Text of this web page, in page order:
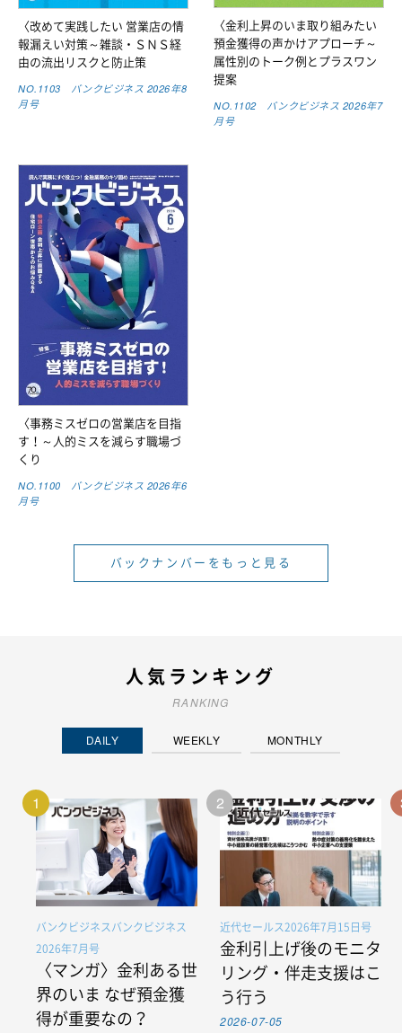
〈改めて実践したい 営業店の情
報漏えい対策～雑談・ＳＮＳ経
由の流出リスクと防止策
NO.1103 バンクビジネス 2026年8
月号
〈金利上昇のいま取り組みたい
預金獲得の声かけアプローチ～
属性別のトーク例とプラスワン
提案
NO.1102 バンクビジネス 2026年7
月号
〈事務ミスゼロの営業店を目指
す！～人的ミスを減らす職場づ
くり
NO.1100 バンクビジネス 2026年6
月号
バックナンバーをもっと見る
人気ランキング
RANKING
DAILY WEEKLY MONTHLY
1
バンクビジネスバンクビジネス
2026年7月号
〈マンガ〉金利ある世
界のいま なぜ預金獲
得が重要なの？
2
近代セールス2026年7月15日号
金利引上げ後のモニタ
リング・伴走支援はこ
う行う
2026-07-05